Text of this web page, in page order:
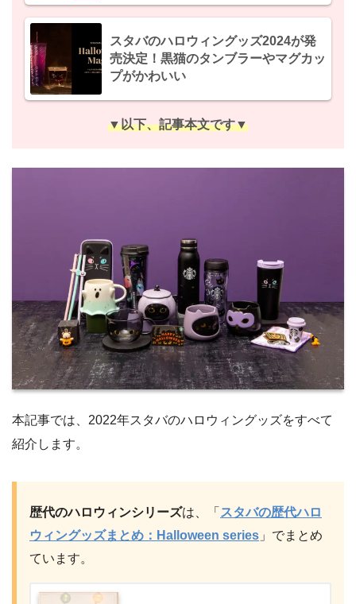
スタバのハロウィングッズ2024が発
売決定！黒猫のタンブラーやマグカッ
プがかわいい
▼以下、記事本文です▼
本記事では、2022年スタバのハロウィングッズをすべて
紹介します。
歴代のハロウィンシリーズは、「 スタバの歴代ハロ
ウィングッズまとめ：Halloween series 」でまとめ
ています。